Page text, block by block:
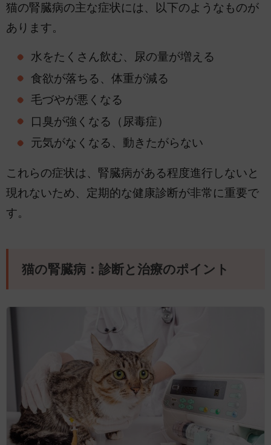
猫の腎臓病の主な症状には、以下のようなものが
あります。
水をたくさん飲む、尿の量が増える
食欲が落ちる、体重が減る
毛づやが悪くなる
口臭が強くなる（尿毒症）
元気がなくなる、動きたがらない
これらの症状は、腎臓病がある程度進行しないと
現れないため、定期的な健康診断が非常に重要で
す。
猫の腎臓病：診断と治療のポイント